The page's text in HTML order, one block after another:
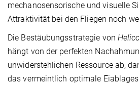
mechanosensorische und visuelle
Attraktivität bei den Fliegen noch
Die Bestäubungsstrategie von
hängt von der perfekten
unwiderstehlichen Ressource ab,
das vermeintlich optimale